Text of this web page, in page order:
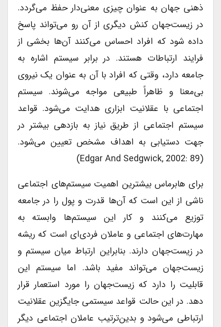
ذهنی جهان به عنوان چیزی معنی‌دار حفظ می‌گردد.
در زیست‌جهان کنش دیگری از آن رو می‌تواند پاسخ
داده شود که افراد احساس می‌کنند آن‌ها بخشی از
فرایند ارتباطات هستند. در برابر سیستم اشاره به
جامعه دارد، وقتی که افراد با آن به عنوان یک نیروی
بی‌‌معنا و ظاهراً طبیعی مواجه می‌شوند. سیستم
اجتماعی با عقلانیت ابزاری هدایت می‌شود. قواعد
سیستم اجتماعی از طریق نیاز به بازدهی بیشتر در
جهت دستیابی به اهداف مشخص تعیین می‌شود.
برای هابرماس بیشترین اهمیت سیستم‌های اجتماعی
ناشی از این است که آن‌ها قدرت و پول را در جامعه
توزیع می‌کنند و کار این سیستم‌ها وابسته به
مهارت‌های اجتماعی و عاملان فردی‌ای است که ریشه
در زیست‌جهان دارند. بنابراین ارتباط میان سیستم و
زیست‌جهان می‌تواند مفید باشد. اما سیستم این
قابلیت را دارد که زیست‌جهان را مورد استعمار قرار
دهد. در این حالت قواعد سیستمی جایگزین عقلانیت
ارتباطی می‌شود و بدین‌ترتیب عاملان اجتماعی دیگر